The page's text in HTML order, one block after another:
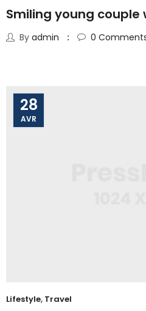
Smiling young couple
By admin 0
28
AVR
Lifestyle, Travel